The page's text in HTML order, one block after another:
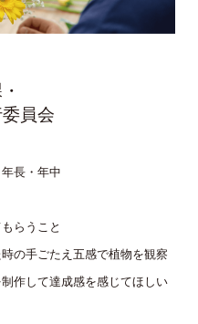
員会
長・年中
らうこと
の手ごたえ五感で植物を観察
作して達成感を感じてほしい